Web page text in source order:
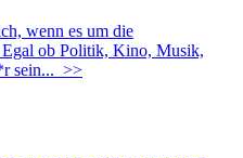
wenn es um die
Egal ob Politik, Kino, Musik,
sein... >>